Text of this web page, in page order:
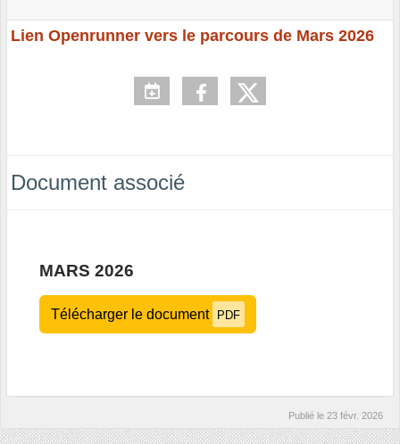
Lien Openrunner vers le parcours de Mars 2026
Document associé
MARS 2026
Télécharger le document PDF
Publié le 23 févr. 2026